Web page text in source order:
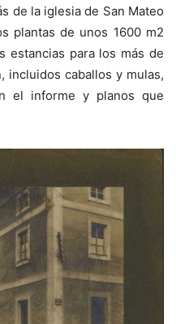
de la iglesia de San Mateo
plantas de unos 1600 m2
estancias para los más de
incluidos caballos y mulas,
el informe y planos que